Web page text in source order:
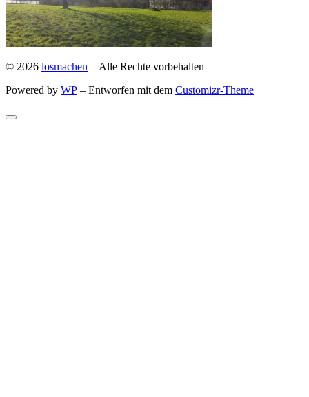
© 2026 losmachen – Alle Rechte vorbehalten
Powered by WP – Entworfen mit dem Customizr-Theme